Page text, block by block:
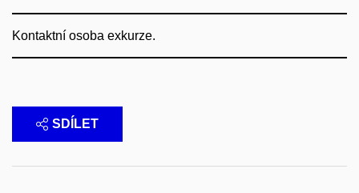
Kontaktní osoba exkurze.
SDÍLET